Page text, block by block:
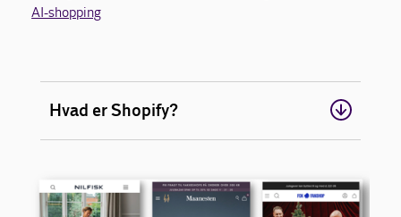
AI-shopping
Hvad er Shopify?